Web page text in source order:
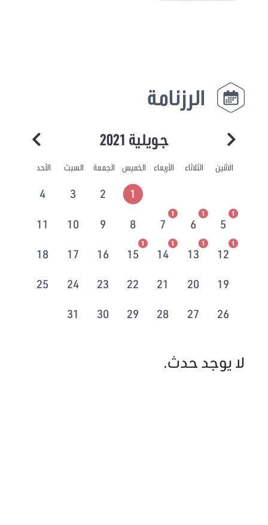
الرزنامة
جويلية 2021
الاثنين الثلاثاء الأربعاء الخميس الجمعة السبت الأحد
1
2
3
4
5
1
6
1
7
1
8
9
10
11
12
1
13
1
14
1
15
1
16
17
18
19
20
21
22
23
24
25
26
27
28
29
30
31
لا يوجد حدث.